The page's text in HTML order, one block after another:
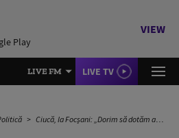
Play
VIEW
LIVE FM LIVE TV
Ciucă, la Focșani: „Dorim să dotăm armata cu toate capabilităţile moderne”. Un militar a leșinat în timpul discursului premierului